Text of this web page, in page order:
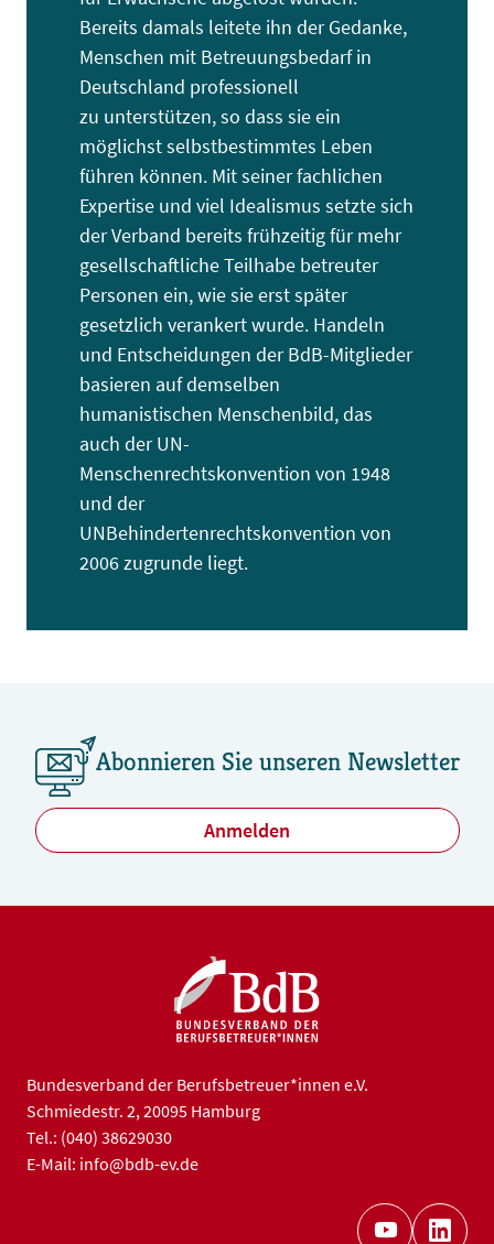
Bereits damals leitete ihn der Gedanke,
Menschen mit Betreuungsbedarf in
Deutschland professionell
zu unterstützen, so dass sie ein
möglichst selbstbestimmtes Leben
führen können. Mit seiner fachlichen
Expertise und viel Idealismus setzte sich
der Verband bereits frühzeitig für mehr
gesellschaftliche Teilhabe betreuter
Personen ein, wie sie erst später
gesetzlich verankert wurde. Handeln
und Entscheidungen der BdB-Mitglieder
basieren auf demselben
humanistischen Menschenbild, das
auch der UN-
Menschenrechtskonvention von 1948
und der
UNBehindertenrechtskonvention von
2006 zugrunde liegt.
Abonnieren Sie unseren Newsletter
Anmelden
Bundesverband der Berufsbetreuer*innen e.V.
Schmiedestr. 2, 20095 Hamburg
Tel.: (040) 38629030
E-Mail: info@bdb-ev.de